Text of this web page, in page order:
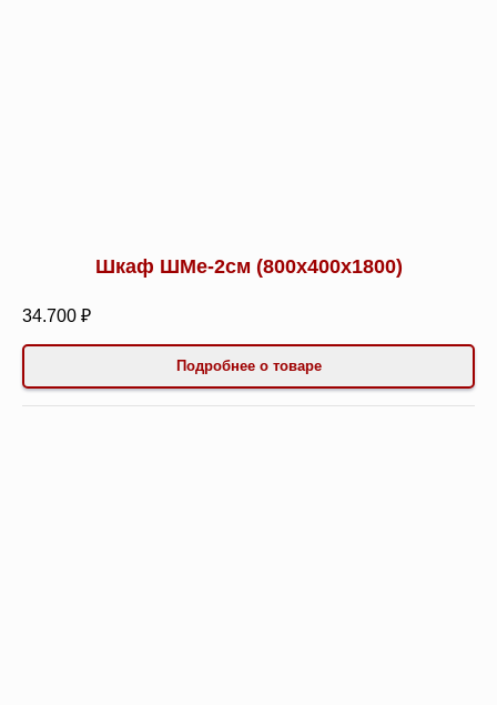
Шкаф ШМе-2см (800х400х1800)
34.700 ₽
Подробнее о товаре